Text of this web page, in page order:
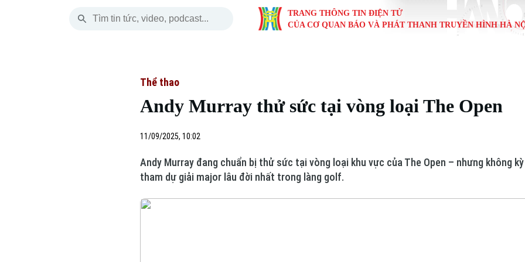
TRANG THÔNG TIN ĐIỆN TỬ
CỦA CƠ QUAN BÁO VÀ PHÁT THANH TRUYỀN HÌNH HÀ
Hà Nội
Chính trị
Xã hội
An ninh trật tự
Người Hà Nội
Khoảnh khắc Hà Nội
Ẩm thực
Quân sự
Người Việt 4 phương
Cafe sáng
Doanh nghiệp
Đầu tư
Đất đai
Tàu
Thị trường
Tuyển sinh Làng nghề Dinh
Thể thao
Andy Murray thử sức tại vòng loại The Open
11/09/2025, 10:02
Andy Murray đang chuẩn bị thử sức tại vòng loại khu vực của The Open – nhưng không
tham dự giải major lâu đời nhất trong làng golf.